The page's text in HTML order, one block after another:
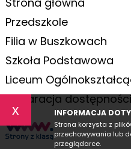
x INFORMACJA
Strona korzysta z
przechowywania lub
przeglądarce.
Przedszkole
Filia w Buszkowach
Szkoła Podstawowa
Liceum
Deklaracja dostępności